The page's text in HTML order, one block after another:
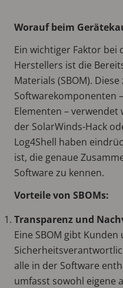
Worauf beim
Ein wichtiger Faktor bei
Herstellers ist die
Materials (SBOM).
Softwarekomponenten
Elementen –
der SolarWinds-Hack
Log4Shell haben
ist, die genaue
Software zu kennen.
Vorteile von SBOMs:
Transparenz und
Eine SBOM gibt Kunden
alle in der Software
umfasst sowohl eigene